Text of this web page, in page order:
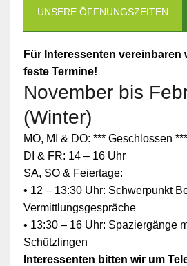
UNSERE ÖFFNUNGSZEITEN
Für Interessenten vereinbaren
feste Termine!
November bis
(Winter)
MO, MI & DO: *** Geschlossen ***
DI & FR: 14 – 16 Uhr
SA, SO & Feiertage:
• 12 – 13:30 Uhr: Schwerpunkt
Vermittlungsgespräche
• 13:30 – 16 Uhr: Spaziergänge
Schützlingen
Interessenten bitten wir um